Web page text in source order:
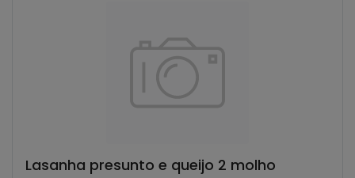
Lasanha presunto e queijo 2 molho